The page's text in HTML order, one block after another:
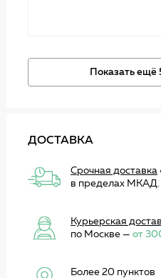
Показать ещё
ДОСТАВКА
Срочная доставка
в пределах
Курьерская
по Москве — от
Более 20 пунктов